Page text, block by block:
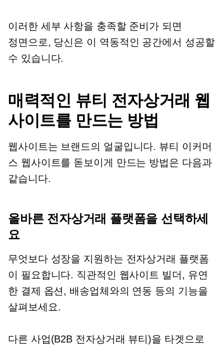
이러한 세부 사항을 충족할 준비가 되면
정면으로, 당신은 이 역동적인 공간에서 성공할
수 있습니다.
매력적인 뷰티 전자상거래 웹
사이트를 만드는 방법
웹사이트는 브랜드의 얼굴입니다. 뷰티 이커머
스 웹사이트를 돋보이게 만드는 방법은 다음과
같습니다.
올바른 전자상거래 플랫폼을 선택하세
요
무엇보다 성장을 지원하는 전자상거래 플랫폼
이 필요합니다. 직관적인 웹사이트 빌더, 유연
한 결제 옵션, 배송업체와의 연동 등의 기능을
살펴보세요.
다른 사업(B2B 전자상거래 뷰티)을 타겟으로